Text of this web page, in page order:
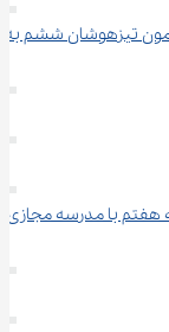
تیزهوشان ششم به
با مدرسه مجازی